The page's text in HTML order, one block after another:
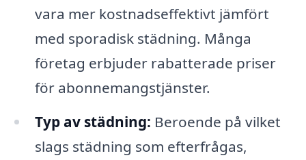
vara mer kostnadseffektivt jämfört
med sporadisk städning. Många
företag erbjuder rabatterade priser
för abonnemangstjänster.
Typ av städning: Beroende på vilket
slags städning som efterfrågas,